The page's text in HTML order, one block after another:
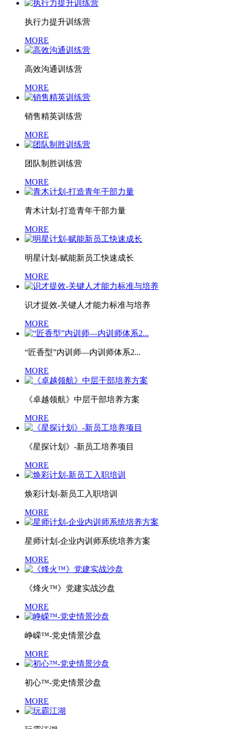
执行力提升训练营
MORE
高效沟通训练营
MORE
销售精英训练营
MORE
团队制胜训练营
MORE
青木计划-打造青年干部力量
MORE
明星计划-赋能新员工快速成长
MORE
识才提效-关键人才能力标准与培养
MORE
“匠香型”内训师—内训师体系2...
MORE
《卓越领航》中层干部培养方案
MORE
《星探计划》-新员工培养项目
MORE
焕彩计划-新员工入职培训
MORE
星师计划-企业内训师系统培养方案
MORE
《烽火™》党建实战沙盘
MORE
峥嵘™-党史情景沙盘
MORE
初心™-党史情景沙盘
MORE